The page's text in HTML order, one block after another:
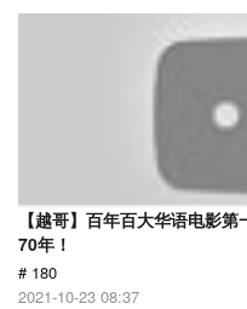
【越哥】百年百大华语电影
70年！
# 180
2021-10-23 08:37